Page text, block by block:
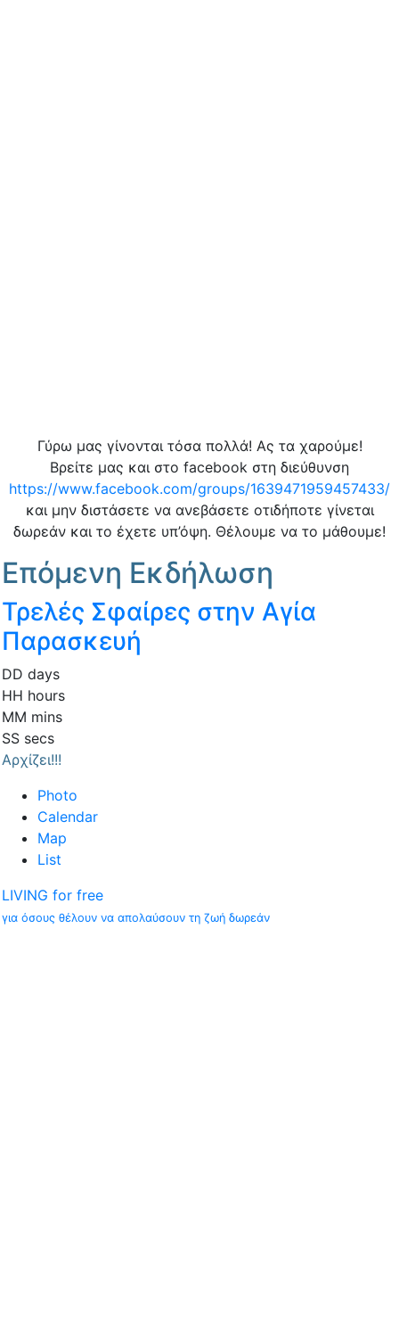
Γύρω μας γίνονται τόσα πολλά! Ας τα χαρούμε!
Βρείτε μας και στο facebook στη διεύθυνση
https://www.facebook.com/groups/1639471959457433/
και μην διστάσετε να ανεβάσετε οτιδήποτε γίνεται
δωρεάν και το έχετε υπ’όψη. Θέλουμε να το μάθουμε!
Επόμενη Εκδήλωση
Τρελές Σφαίρες στην Αγία
Παρασκευή
DD days
HH hours
MM mins
SS secs
Αρχίζει!!!
Photo
Calendar
Map
List
LIVING for free
για όσους θέλουν να απολαύσουν τη ζωή δωρεάν